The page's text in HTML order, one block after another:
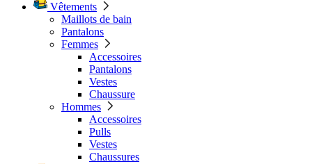
Vêtements
Maillots de bain
Pantalons
Femmes
Accessoires
Pantalons
Vestes
Chaussure
Hommes
Accessoires
Pulls
Vestes
Chaussures